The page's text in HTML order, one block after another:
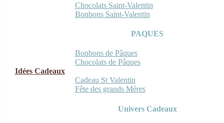
Chocolats Saint-Valentin
Bonbons Saint-Valentin
PAQUES
Bonbons de Pâques
Chocolats de Pâques
Idées Cadeaux
Cadeau St Valentin
Fête des grands Mères
Univers Cadeaux